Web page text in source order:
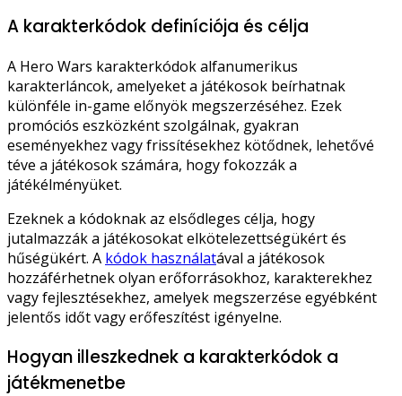
A karakterkódok definíciója és célja
A Hero Wars karakterkódok alfanumerikus
karakterláncok, amelyeket a játékosok beírhatnak
különféle in-game előnyök megszerzéséhez. Ezek
promóciós eszközként szolgálnak, gyakran
eseményekhez vagy frissítésekhez kötődnek, lehetővé
téve a játékosok számára, hogy fokozzák a
játékélményüket.
Ezeknek a kódoknak az elsődleges célja, hogy
jutalmazzák a játékosokat elkötelezettségükért és
hűségükért. A kódok használatával a játékosok
hozzáférhetnek olyan erőforrásokhoz, karakterekhez
vagy fejlesztésekhez, amelyek megszerzése egyébként
jelentős időt vagy erőfeszítést igényelne.
Hogyan illeszkednek a karakterkódok a
játékmenetbe